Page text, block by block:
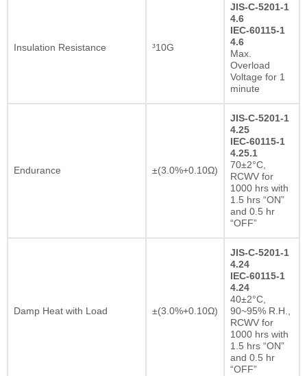
Insulation Resistance ³10G
JIS-C-5201-1
4.6
IEC-60115-1
4.6
Max.
Overload
Voltage for 1
minute
Endurance ±(3.0%+0.10Ω)
JIS-C-5201-1
4.25
IEC-60115-1
4.25.1
70±2°C,
RCWV for
1000 hrs with
1.5 hrs “ON”
and 0.5 hr
“OFF”
Damp Heat with Load ±(3.0%+0.10Ω)
JIS-C-5201-1
4.24
IEC-60115-1
4.24
40±2°C,
90~95% R.H.,
RCWV for
1000 hrs with
1.5 hrs “ON”
and 0.5 hr
“OFF”